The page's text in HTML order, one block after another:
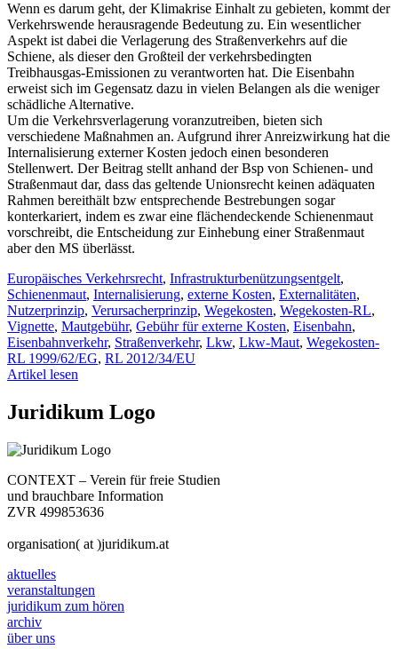
Wenn es darum geht, der Klimakrise Einhalt zu gebieten, kommt der
Verkehrswende herausragende Bedeutung zu. Ein wesentlicher
Aspekt ist dabei die Verlagerung des Straßenverkehrs auf die
Schiene, als dieser den Großteil der verkehrsbedingten
Treibhausgas-Emissionen zu verantworten hat. Die Eisenbahn
erweist sich im Gegensatz dazu in vielen Belangen als die weniger
schädliche Alternative.
Um die Verkehrsverlagerung voranzutreiben, bieten sich
verschiedene Maßnahmen an. Aufgrund ihrer Anreizwirkung hat die
Internalisierung externer Kosten jedoch einen besonderen
Stellenwert. Der Beitrag stellt anhand der Bsp von Schienen- und
Straßenmaut dar, dass das geltende Unionsrecht keinen adäquaten
Rahmen bereithält bzw entsprechende Bestrebungen sogar
konterkariert, indem es zwar eine flächendeckende Schienenmaut
vorschreibt, die Entscheidung zur Einhebung einer Straßenmaut
aber den MS überlässt.
Europäisches Verkehrsrecht, Infrastrukturbenützungsentgelt,
Schienenmaut, Internalisierung, externe Kosten, Externalitäten,
Nutzerprinzip, Verursacherprinzip, Wegekosten, Wegekosten-RL,
Vignette, Mautgebühr, Gebühr für externe Kosten, Eisenbahn,
Eisenbahnverkehr, Straßenverkehr, Lkw, Lkw-Maut, Wegekosten-
RL 1999/62/EG, RL 2012/34/EU
Artikel lesen
Juridikum Logo
CONTEXT – Verein für freie Studien
und brauchbare Information
ZVR 499853636
organisation( at )juridikum.at
aktuelles
veranstaltungen
juridikum zum hören
archiv
über uns